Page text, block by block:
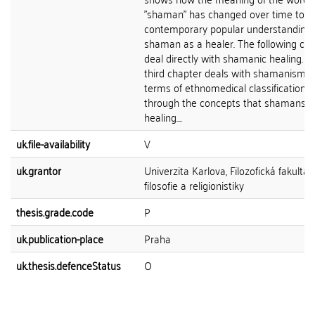
"shaman" has changed over time to
contemporary popular
shaman as a healer. The following
deal directly with shamanic healing.
third chapter deals with shamanism
terms of ethnomedical classification
through the concepts that shamans
healing....
uk.file-availability
V
uk.grantor
Univerzita Karlova, Filozofická fakulta,
filosofie a religionistiky
thesis.grade.code
P
uk.publication-place
Praha
uk.thesis.defenceStatus
O